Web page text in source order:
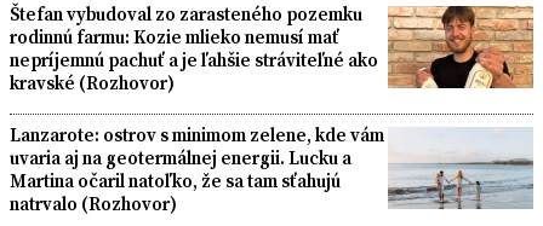
Štefan vybudoval zo zarasteného pozemku
rodinnú farmu: Kozie mlieko nemusí mať
nepríjemnú pachuť a je ľahšie stráviteľné ako
kravské (Rozhovor)
Lanzarote: ostrov s minimom zelene, kde vám
uvaria aj na geotermálnej energii. Lucku a
Martina očaril natoľko, že sa tam sťahujú
natrvalo (Rozhovor)